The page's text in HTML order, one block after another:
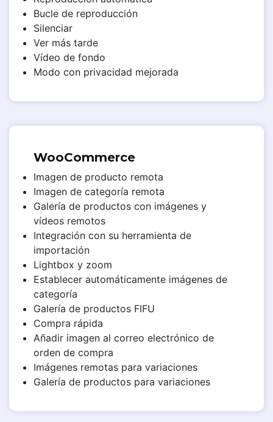
Bucle de reproducción
Silenciar
Ver más tarde
Vídeo de fondo
Modo con privacidad mejorada
WooCommerce
Imagen de producto remota
Imagen de categoría remota
Galería de productos con imágenes y
vídeos remotos
Integración con su herramienta de
importación
Lightbox y zoom
Establecer automáticamente imágenes de
categoría
Galería de productos FIFU
Compra rápida
Añadir imagen al correo electrónico de
orden de compra
Imágenes remotas para variaciones
Galería de productos para variaciones